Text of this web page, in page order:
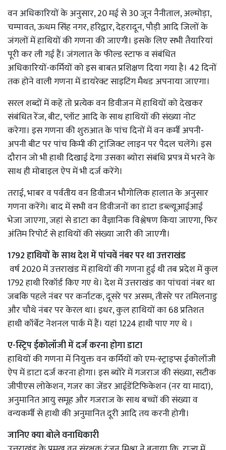
वन अधिकारियों के अनुसार, 20 मई से 30 जून नैनीताल, अल्मोड़ा,
चम्पावत, ऊधम सिंह नगर, हरिद्वार, देहरादून, पौड़ी आदि जिलों के
जंगलों में हाथियों की गणना की जाएगी। इसके लिए सभी तैयारियां
पूरी कर ली गई हैं। जंगलात के फील्ड स्टाफ व संबंधित
अधिकारियों-कर्मियों को इस बाबत प्रशिक्षण दिया गया है। 42 दिनों
तक होने वाली गणना में डायरेक्ट साइटिंग मैथड अपनाया जाएगा।
सरल शब्दों में कहें तो प्रत्येक वन डिवीजन में हाथियों को देखकर
संबंधित रेंज, बीट, प्लॉट आदि के साथ हाथियों की संख्या नोट
करेगा। इस गणना की शुरुआत के पांच दिनों में वन कर्मी अपनी-
अपनी बीट पर पांच किमी की ट्रांजिक्ट लाइन पर पैदल चलेंगे। इस
दौरान जो भी हाथी दिखाई देगा उसका ब्योरा संबंधि प्रपत्र में भरने के
साथ ही मोबाइल ऐप में भी दर्ज करेंगे।
तराई, भाबर व पर्वतीय वन डिवीजन भौगोलिक हालात के अनुसार
गणना करेंगे। बाद में सभी वन डिवीजनों का डाटा डब्ल्यूआईआई
भेजा जाएगा, जहां से डाटा का वैज्ञानिक विश्लेषण किया जाएगा, फिर
अंतिम रिपोर्ट से हाथियों की संख्या जारी की जाएगी।
1792 हाथियों के साथ देश में पांचवें नंबर पर था उत्तराखंड
वर्ष 2020 में उत्तराखंड में हाथियों की गणना हुई थी तब प्रदेश में कुल
1792 हाथी रिकॉर्ड किए गए थे। देश में उत्तराखंड का पांचवां नंबर था
जबकि पहले नंबर पर कर्नाटक, दूसरे पर असम, तीसरे पर तमिलनाडु
और चौथे नंबर पर केरल था। इधर, कुल हाथियों का 68 प्रतिशत
हाथी कॉर्बेट नेशनल पार्क में हैं। यहां 1224 हाथी पाए गए थे ।
ए-स्ट्रिप ईकोलॉजी में दर्ज करना होगा डाटा
हाथियों की गणना में नियुक्त वन कर्मियों को एम-स्ट्राइप्स ईकोलॉजी
ऐप में डाटा दर्ज करना होगा। इस ब्योरे में गजराज की संख्या, सटीक
जीपीएस लोकेशन, गजर का जेंडर आईडेंटिफिकेशन (नर या मादा),
अनुमानित आयु समूह और गजराज के साथ बच्चों की संख्या व
वन्यकर्मी से हाथी की अनुमानित दूरी आदि तय करनी होगी।
जानिए क्या बोले वनाधिकारी